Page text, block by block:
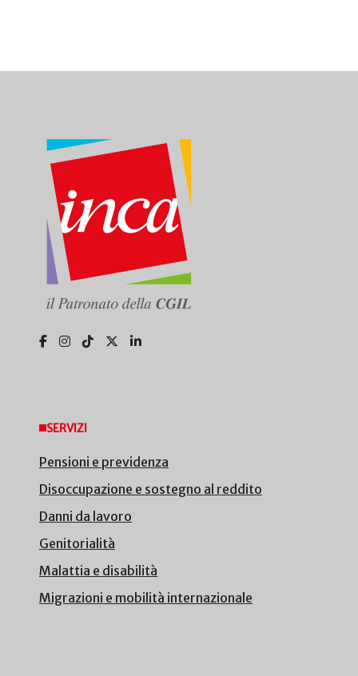
SERVIZI
Pensioni e previdenza
Disoccupazione e sostegno al reddito
Danni da lavoro
Genitorialità
Malattia e disabilità
Migrazioni e mobilità internazionale